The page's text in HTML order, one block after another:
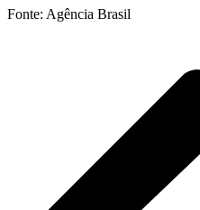
Fonte: Agência Brasil